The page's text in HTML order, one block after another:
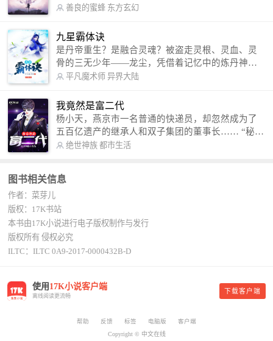
军。 我是谁？天下众生视我为修罗，却不知，我以
信公众号：善良的蜜蜂后援会）
善良的蜜蜂 东方玄幻
九星霸体诀
是丹帝重生？是融合灵魂？被盗走灵根、灵血、灵
骨的三无少年——龙尘，凭借着记忆中的炼丹神
术，修行神秘功法九星霸体诀，拨开重重迷雾，解
勾搭各色美女，镇压恶鬼邪神。 江湖传闻：龙
尘一到，地吼天啸。龙尘一出，鬼泣神哭。 本
故事纯属虚构，如有雷同，那就是真事儿，想要对
号入座，抓紧时间进群：487963015 微信公众号：
平凡魔术师,或者搜索：pingfanmoshushi1982,公众
平凡魔术师 异界大陆
我竟然是富二代
杨小天，燕京市一名普通的快递员，却忽然成为了
五百亿遗产的继承人和双子集团的董事长…… “秘
书，给我定制一套百亿富翁的吃喝住行标准！” “好
呢？” “回杨总，开车太堵，已经给你安排了直升
敢想的，没有秘书办不到的。
绝世神族 都市生活
图书相关信息
作者：菜芽儿
版权：17K书站
本书由17K小说进行电子版权制作与发行
版权所有 侵权必究
ILTC：ILTC 0A9-2017-0000432B-D
使用 17K小说客户端
离线阅读更流畅
下载客户端
帮助 反馈 标签 电脑版
客户端
Copyright © 中文在线